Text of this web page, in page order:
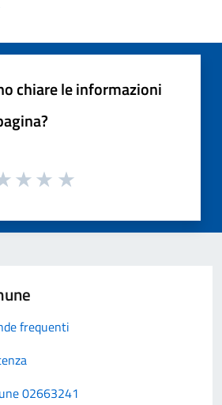
chiare le informazioni
frequenti
02663241